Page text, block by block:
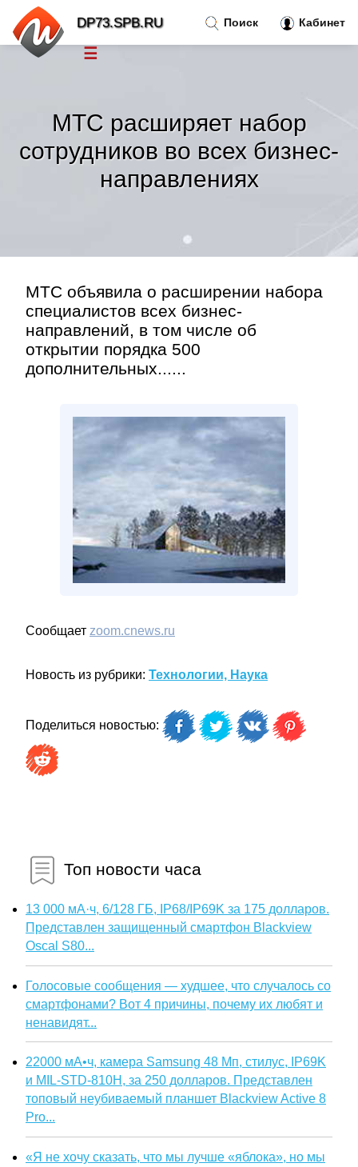
МТС расширяет набор
сотрудников во всех бизнес-
направлениях
МТС объявила о расширении набора
специалистов всех бизнес-
направлений, в том числе об
открытии порядка 500
дополнительных......
Сообщает zoom.cnews.ru
Новость из рубрики: Технологии, Наука
Поделиться новостью:
Топ новости часа
13 000 мА·ч, 6/128 ГБ, IP68/IP69K за 175 долларов.
Представлен защищенный смартфон Blackview
Oscal S80...
Голосовые сообщения — худшее, что случалось со
смартфонами? Вот 4 причины, почему их любят и
ненавидят...
22000 мА•ч, камера Samsung 48 Мп, стилус, IP69K
и MIL-STD-810H, за 250 долларов. Представлен
топовый неубиваемый планшет Blackview Active 8
Pro...
«Я не хочу сказать, что мы лучше «яблока», но мы
Поиск Кабинет
DP73.SPB.RU
☰
Тренды новостей»